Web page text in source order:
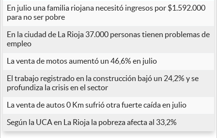
En julio una familia riojana necesitó ingresos por $1.592.000
para no ser pobre
En la ciudad de La Rioja 37.000 personas tienen problemas de
empleo
La venta de motos aumentó un 46,6% en julio
El trabajo registrado en la construcción bajó un 24,2% y se
profundiza la crisis en el sector
La venta de autos 0 Km sufrió otra fuerte caída en julio
Según la UCA en La Rioja la pobreza afecta al 33,2%